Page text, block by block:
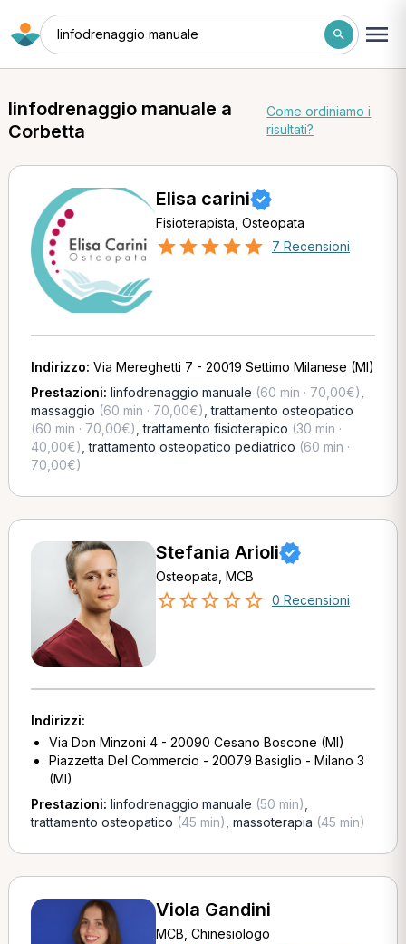
linfodrenaggio manuale
linfodrenaggio manuale a
Corbetta
Come ordiniamo i
risultati?
Elisa carini
Fisioterapista, Osteopata
7 Recensioni
Indirizzo: Via Mereghetti 7 - 20019 Settimo Milanese (MI)
Prestazioni: linfodrenaggio manuale (60 min · 70,00€)
massaggio (60 min · 70,00€) ,trattamento osteopatico
(60 min · 70,00€) ,trattamento fisioterapico (30 min ·
40,00€) ,trattamento osteopatico pediatrico (60 min ·
70,00€)
Stefania Arioli
Osteopata, MCB
0 Recensioni
Indirizzi:
Via Don Minzoni 4 - 20090 Cesano Boscone (MI)
Piazzetta Del Commercio - 20079 Basiglio - Milano 3
(MI)
Prestazioni: linfodrenaggio manuale (50 min)
trattamento osteopatico (45 min) massoterapia (45 min)
Viola Gandini
MCB, Chinesiologo